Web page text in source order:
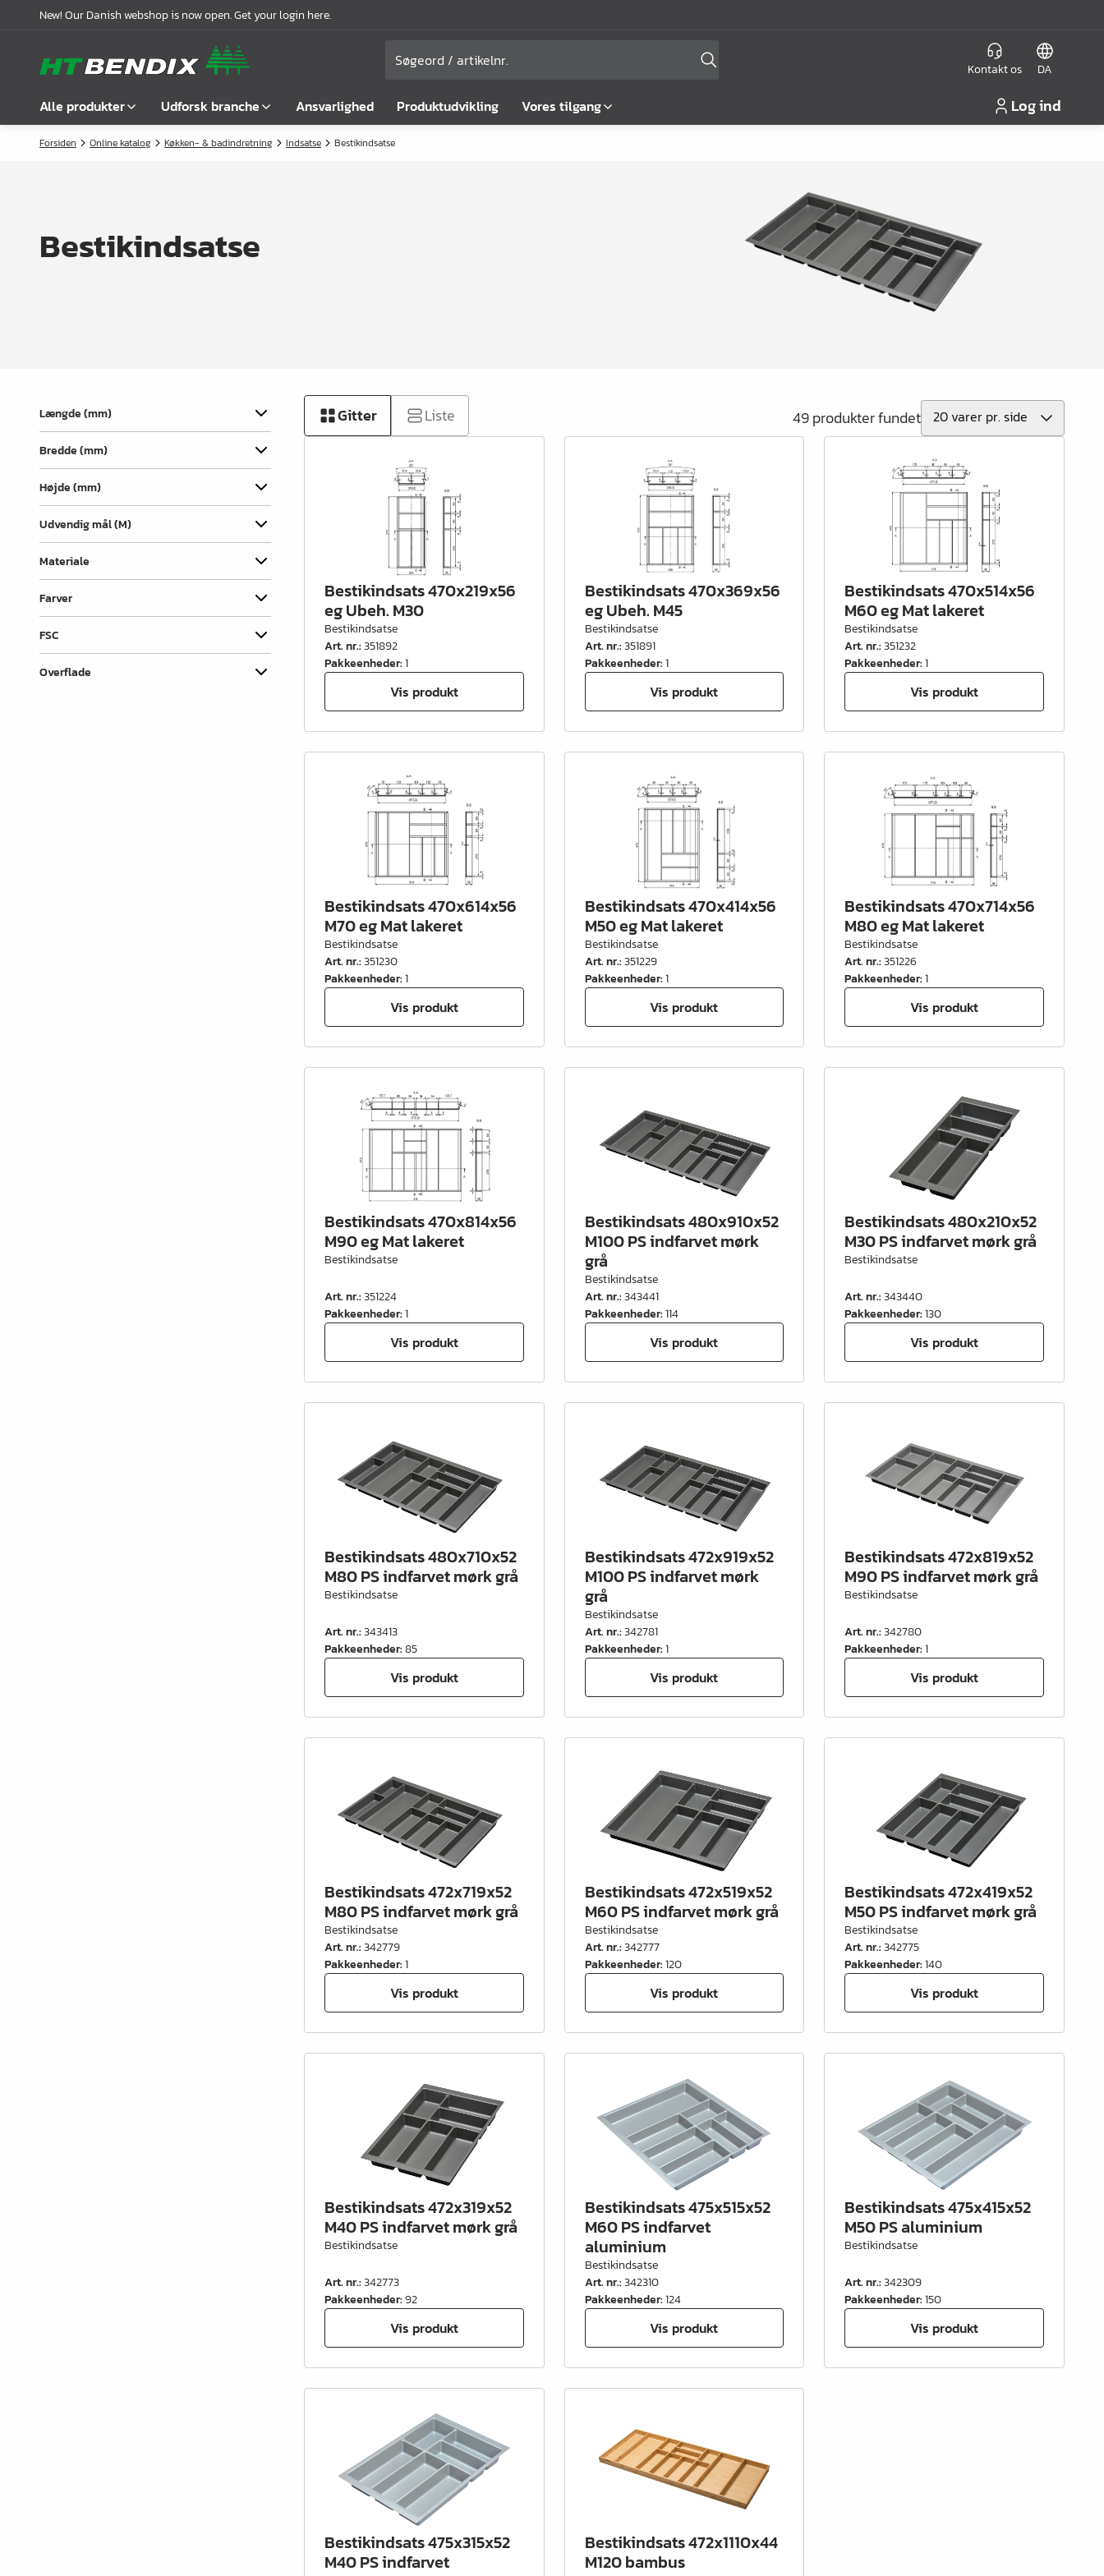
New! Our Danish webshop is now open. Get your login here.
Kontakt os DA
Alle produkter
Vis alle
Låse
Udtræk & skuffedele
Hængsler & lågebeslag
Ben, fødder & understel
Hjul
Filt, glidesøm & anslag
Trådvarer
Køkken- & badindretning
Garderobeindretning &
Udforsk branche
Møbelindustrien
Garderobeløsninger
Ansvarlighed Produktudvikling Vores tilgang
Om os
Compliance
Log ind
Forsiden Online katalog Køkken- & badindretning Indsatse Bestikindsatse
Bestikindsatse
Længde (mm)
Bredde (mm)
Højde (mm)
Udvendig mål (M)
Materiale
Farver
FSC
Overflade
Liste
Gitter 49 produkter fundet
Bestikindsats 470x219x56
eg Ubeh. M30
Bestikindsatse
Art. nr.:351892
Pakkeenheder:1
Vis produkt
Bestikindsats 470x369x56
eg Ubeh. M45
Bestikindsatse
Art. nr.:351891
Pakkeenheder:1
Vis produkt
Bestikindsats 470x514x56
M60 eg Mat lakeret
Bestikindsatse
Art. nr.:351232
Pakkeenheder:1
Vis produkt
Bestikindsats 470x614x56
M70 eg Mat lakeret
Bestikindsatse
Art. nr.:351230
Pakkeenheder:1
Vis produkt
Bestikindsats 470x414x56
M50 eg Mat lakeret
Bestikindsatse
Art. nr.:351229
Pakkeenheder:1
Vis produkt
Bestikindsats 470x714x56
M80 eg Mat lakeret
Bestikindsatse
Art. nr.:351226
Pakkeenheder:1
Vis produkt
Bestikindsats 470x814x56
M90 eg Mat lakeret
Bestikindsatse
Art. nr.:351224
Pakkeenheder:1
Vis produkt
Bestikindsats 480x910x52
M100 PS indfarvet mørk
grå
Bestikindsatse
Art. nr.:343441
Pakkeenheder:114
Vis produkt
Bestikindsats 480x210x52
M30 PS indfarvet mørk grå
Bestikindsatse
Art. nr.:343440
Pakkeenheder:130
Vis produkt
Bestikindsats 480x710x52
M80 PS indfarvet mørk grå
Bestikindsatse
Art. nr.:343413
Pakkeenheder:85
Vis produkt
Bestikindsats 472x919x52
M100 PS indfarvet mørk
grå
Bestikindsatse
Art. nr.:342781
Pakkeenheder:1
Vis produkt
Bestikindsats 472x819x52
M90 PS indfarvet mørk grå
Bestikindsatse
Art. nr.:342780
Pakkeenheder:1
Vis produkt
Bestikindsats 472x719x52
M80 PS indfarvet mørk grå
Bestikindsatse
Art. nr.:342779
Pakkeenheder:1
Vis produkt
Bestikindsats 472x519x52
M60 PS indfarvet mørk grå
Bestikindsatse
Art. nr.:342777
Pakkeenheder:120
Vis produkt
Bestikindsats 472x419x52
M50 PS indfarvet mørk grå
Bestikindsatse
Art. nr.:342775
Pakkeenheder:140
Vis produkt
Bestikindsats 472x319x52
M40 PS indfarvet mørk grå
Bestikindsatse
Art. nr.:342773
Pakkeenheder:92
Vis produkt
Bestikindsats 475x515x52
M60 PS indfarvet
aluminium
Bestikindsatse
Art. nr.:342310
Pakkeenheder:124
Vis produkt
Bestikindsats 475x415x52
M50 PS aluminium
Bestikindsatse
Art. nr.:342309
Pakkeenheder:150
Vis produkt
Bestikindsats 475x315x52
M40 PS indfarvet
Bestikindsats 472x1110x44
M120 bambus